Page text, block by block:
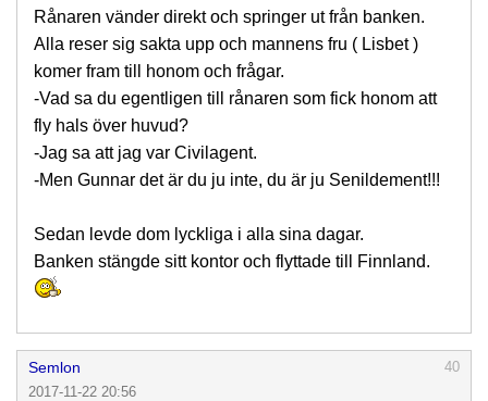
Rånaren vänder direkt och springer ut från banken.
Alla reser sig sakta upp och mannens fru ( Lisbet )
komer fram till honom och frågar.
-Vad sa du egentligen till rånaren som fick honom att
fly hals över huvud?
-Jag sa att jag var Civilagent.
-Men Gunnar det är du ju inte, du är ju Senildement!!!
Sedan levde dom lyckliga i alla sina dagar.
Banken stängde sitt kontor och flyttade till Finnland.
Semlon
40
2017-11-22 20:56